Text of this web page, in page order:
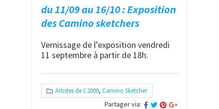
du 11/09 au 16/10 : Exposition
des Camino sketchers
Vernissage de l’exposition vendredi
11 septembre à partir de 18h.
Artistes de C2000, Camino Sketcher
Partager via: